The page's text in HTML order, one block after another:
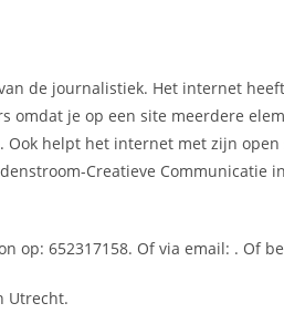
de journalistiek. Het internet
omdat je op een site meerdere
helpt het internet met zijn
Creatieve Communicatie
op: 652317158. Of via email: . Of
Utrecht.